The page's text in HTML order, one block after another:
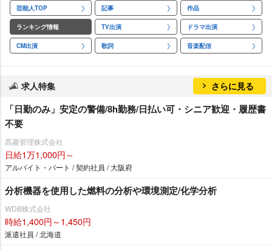
芸能人TOP 記事 作品
ランキング情報 TV出演 ドラマ出演
CM出演 歌詞 音楽配信
求人特集 さらに見る
「日勤のみ」安定の警備/8h勤務/日払い可・シニア歓迎・履歴書
不要
髙菱管理株式会社
日給1万1,000円～
アルバイト・パート / 契約社員 / 大阪府
分析機器を使用した燃料の分析や環境測定/化学分析
WDB株式会社
時給1,400円～1,450円
派遣社員 / 北海道